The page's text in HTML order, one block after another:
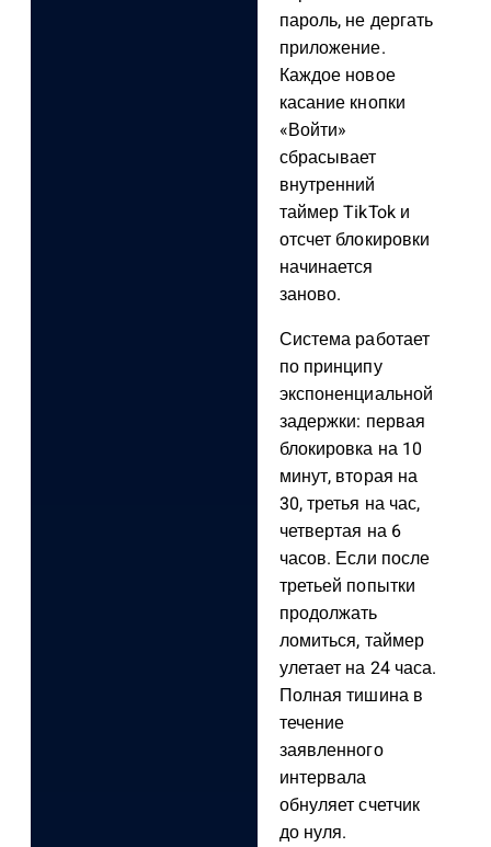
пароль, не дергать
приложение.
Каждое новое
касание кнопки
«Войти»
сбрасывает
внутренний
таймер TikTok и
отсчет блокировки
начинается
заново.
Система работает
по принципу
экспоненциальной
задержки: первая
блокировка на 10
минут, вторая на
30, третья на час,
четвертая на 6
часов. Если после
третьей попытки
продолжать
ломиться, таймер
улетает на 24 часа.
Полная тишина в
течение
заявленного
интервала
обнуляет счетчик
до нуля.